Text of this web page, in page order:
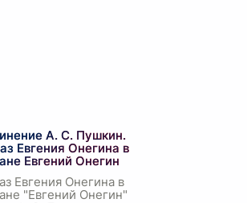
А. С. Пушкин.
Евгения Онегина в
Евгений Онегин
Евгения Онегина в
"Евгений Онегин"